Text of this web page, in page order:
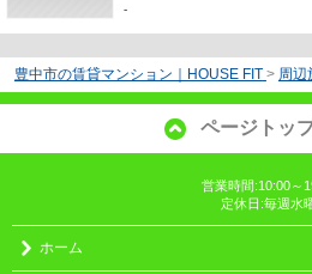
-
豊中市の賃貸マンション｜HOUSE FIT > 周辺
ページトッ
営業時間:10:00～
定休日:毎週水
ホーム